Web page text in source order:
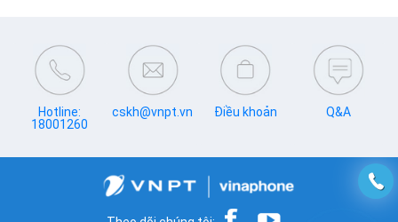
Hotline:
18001260
cskh@vnpt.vn Điều khoản Q&A